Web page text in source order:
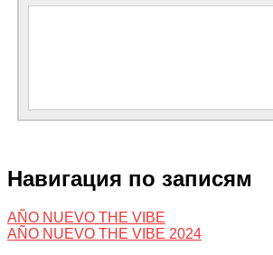
Навигация по записям
AÑO NUEVO THE VIBE
AÑO NUEVO THE VIBE 2024